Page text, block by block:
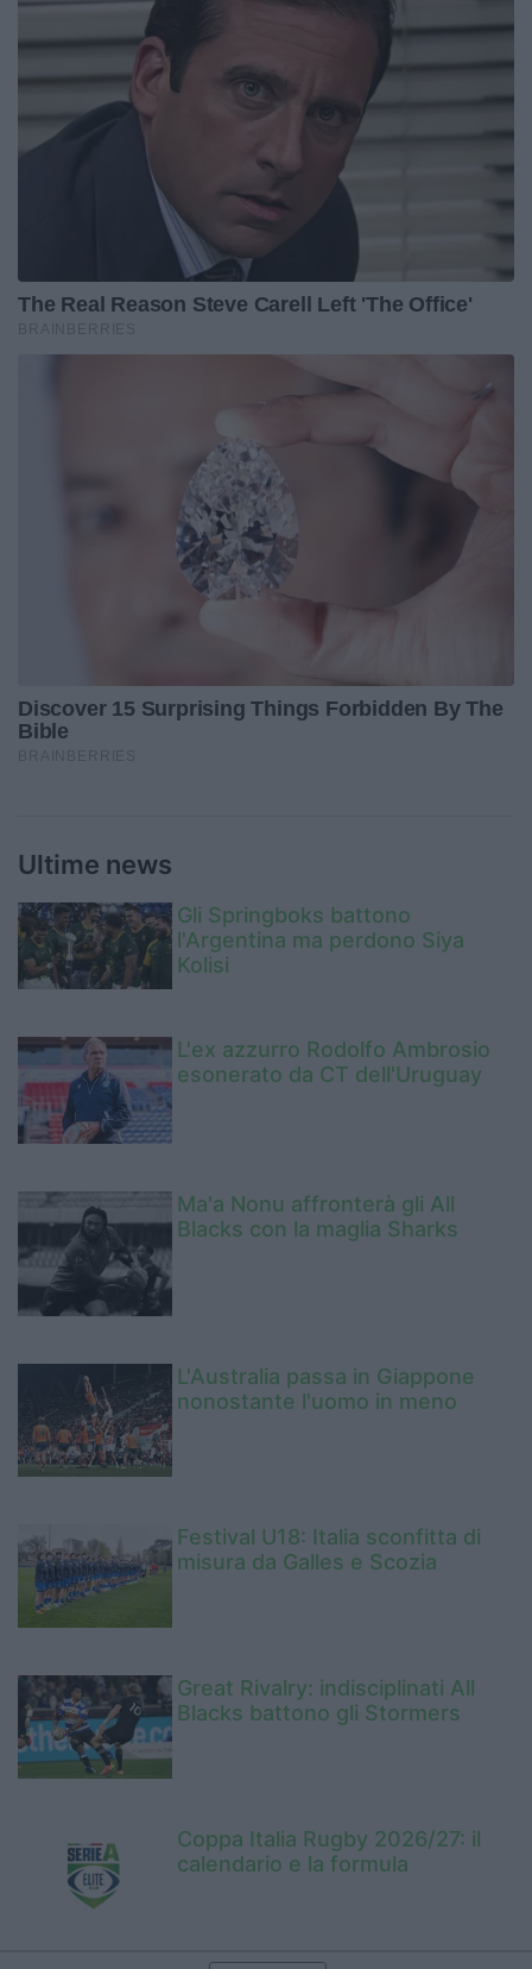
Ultime news
Gli Springboks battono
l'Argentina ma perdono Siya
Kolisi
L'ex azzurro Rodolfo Ambrosio
esonerato da CT dell'Uruguay
Ma'a Nonu affronterà gli All
Blacks con la maglia Sharks
L'Australia passa in Giappone
nonostante l'uomo in meno
Festival U18: Italia sconfitta di
misura da Galles e Scozia
Great Rivalry: indisciplinati All
Blacks battono gli Stormers
Coppa Italia Rugby 2026/27: il
calendario e la formula